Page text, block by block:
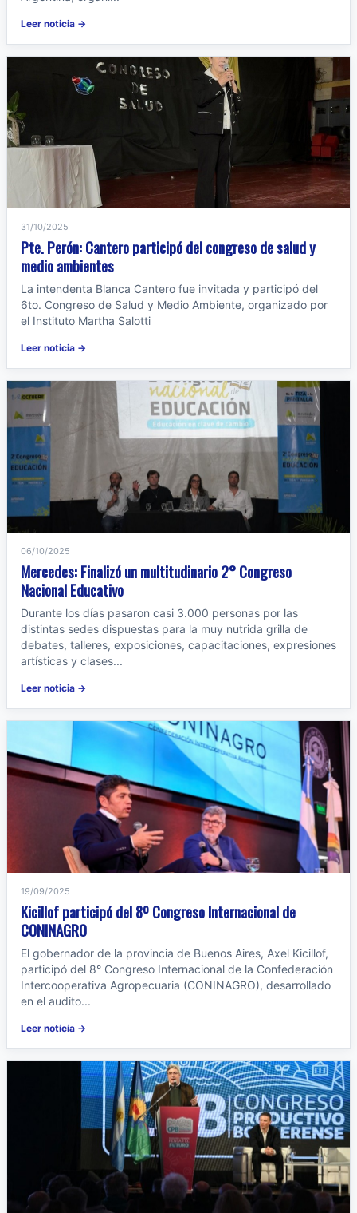
Leer noticia →
31/10/2025
Pte. Perón: Cantero participó del congreso de salud y
medio ambientes
La intendenta Blanca Cantero fue invitada y participó del
6to. Congreso de Salud y Medio Ambiente, organizado por
el Instituto Martha Salotti
Leer noticia →
06/10/2025
Mercedes: Finalizó un multitudinario 2° Congreso
Nacional Educativo
Durante los días pasaron casi 3.000 personas por las
distintas sedes dispuestas para la muy nutrida grilla de
debates, talleres, exposiciones, capacitaciones, expresiones
artísticas y clases...
Leer noticia →
19/09/2025
Kicillof participó del 8º Congreso Internacional de
CONINAGRO
El gobernador de la provincia de Buenos Aires, Axel Kicillof,
participó del 8° Congreso Internacional de la Confederación
Intercooperativa Agropecuaria (CONINAGRO), desarrollado
en el audito...
Leer noticia →